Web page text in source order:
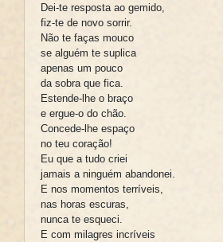
Dei-te resposta ao gemido,
fiz-te de novo sorrir.
Não te faças mouco
se alguém te suplica
apenas um pouco
da sobra que fica.
Estende-lhe o braço
e ergue-o do chão.
Concede-lhe espaço
no teu coração!
Eu que a tudo criei
jamais a ninguém abandonei.
E nos momentos terríveis,
nas horas escuras,
nunca te esqueci.
E com milagres incríveis